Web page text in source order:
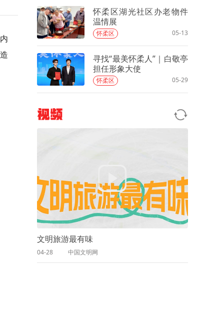
怀柔区湖光社区办老物件
温情展
怀柔区 05-13
寻找“最美怀柔人”｜白敬亭
担任形象大使
怀柔区 05-29
视频
文明旅游最有味
04-28 中国文明网